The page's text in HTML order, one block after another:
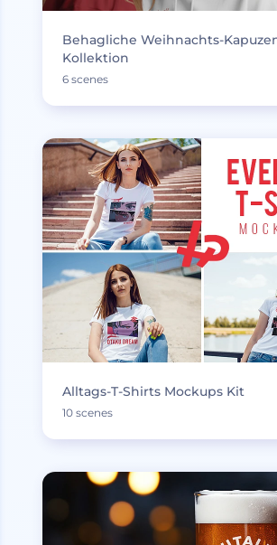
Behagliche Weihnachts-
Kollektion
6 scenes
Alltags-T-Shirts Mockups Kit
10 scenes